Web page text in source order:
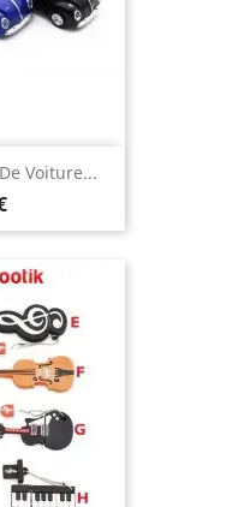
Voiture...